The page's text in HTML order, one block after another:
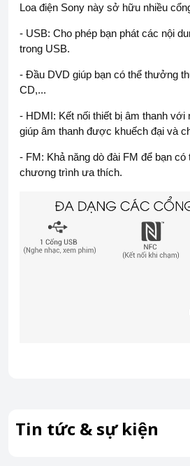
Loa điện Sony này sở hữu nhiều
- USB: Cho phép bạn phát các nội
trong USB.
- Đầu DVD giúp bạn có thể thưởng
CD,...
- HDMI: Kết nối thiết bị âm thanh với
giúp âm thanh được khuếch đại và
- FM: Khả năng dò đài FM để bạn
chương trình ưa thích.
Tin tức & sự kiện